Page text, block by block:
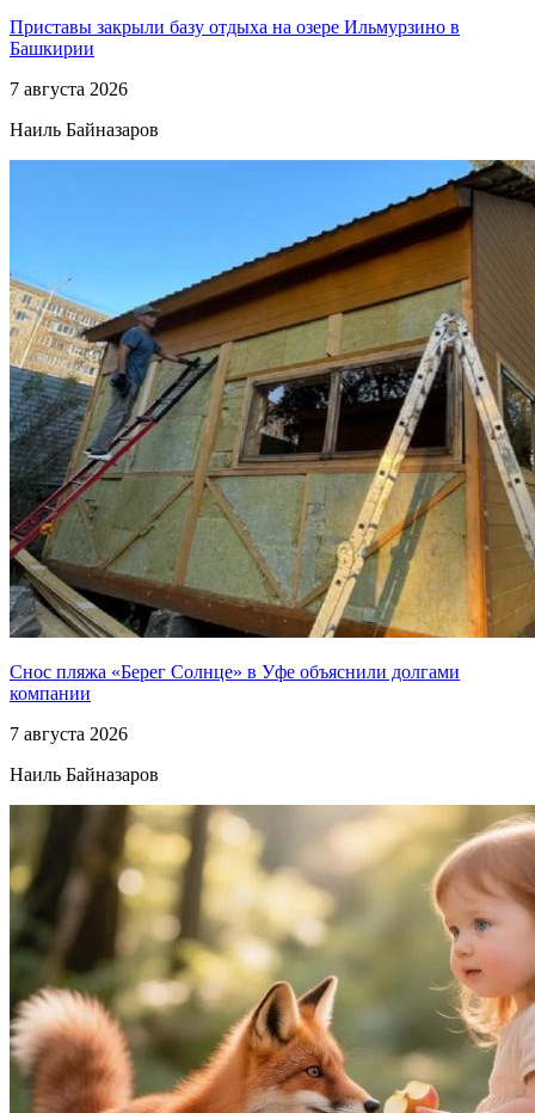
Приставы закрыли базу отдыха на озере Ильмурзино в
Башкирии
7 августа 2026
Наиль Байназаров
Снос пляжа «Берег Солнце» в Уфе объяснили долгами
компании
7 августа 2026
Наиль Байназаров